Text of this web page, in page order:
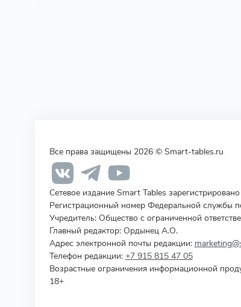
Все права защищены 2026 © Smart-tables.ru
Сетевое издание Smart Tables
Регистрационный номер Федеральной службы
Учредитель: Общество с ограниченной
Главный редактор: Ордынец А.О.
Адрес электронной почты редакции:
Телефон редакции: +7 915 815 47 05
Возрастные ограничения информационной
18+